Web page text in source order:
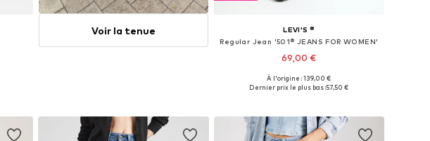
Voir la tenue
LEVI'S ®
Regular Jean '501® JEANS FOR WOMEN'
69,00 €
Disponible en plusieurs tailles
À l'origine : 139,00 €
Dernier prix le plus bas :57,50 €